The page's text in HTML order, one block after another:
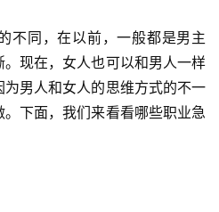
同，在以前，一般都是男主
现在，女人也可以和男人一样
男人和女人的思维方式的不一
下面，我们来看看哪些职业急